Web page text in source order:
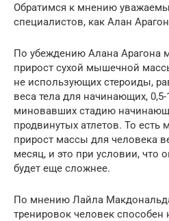
Обратимся к мнению
специалистов, как Алан
По убеждению Алана Арагона
прирост сухой мышечной
не использующих стероиды,
веса тела для начинающих, 0,5-
миновавших стадию
продвинутых атлетов. То
прирост массы для человека
месяц, и это при условии,
будет еще сложнее.
По мнению Лайла
тренировок человек способен